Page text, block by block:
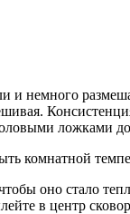
и немного
ложками
комнатной
оно стало
в центр